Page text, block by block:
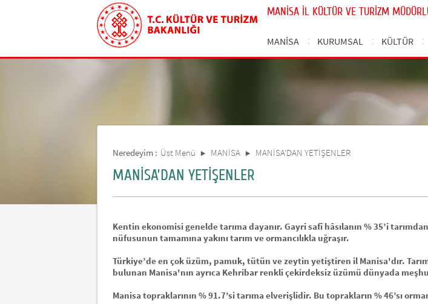
MANİSA İL KÜLTÜR VE TURİZM
MANİSA KURUMSAL KÜLTÜR
Neredeyim : Üst Menü MANİSA MANİSA’DAN YETİŞENLER
MANİSA’DAN YETİŞENLER
Kentin ekonomisi genelde tarıma dayanır. Gayri safî hâsılanın % 35’i
nüfusunun tamamına yakını tarım ve ormancılıkla uğraşır.
Türkiye’de en çok üzüm, pamuk, tütün ve zeytin yetiştiren il Manisa'dır.
bulunan Manisa'nın ayrıca Kehribar renkli çekirdeksiz üzümü dünyada
Manisa topraklarının % 91.7’si tarıma elverişlidir. Bu toprakların % 46’sı